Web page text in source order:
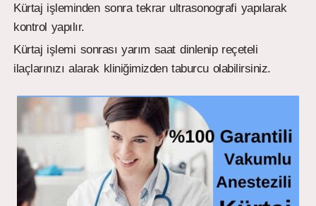
Kürtaj işleminden sonra tekrar ultrasonografi yapılarak
kontrol yapılır.
Kürtaj işlemi sonrası yarım saat dinlenip reçeteli
ilaçlarınızı alarak kliniğimizden taburcu olabilirsiniz.